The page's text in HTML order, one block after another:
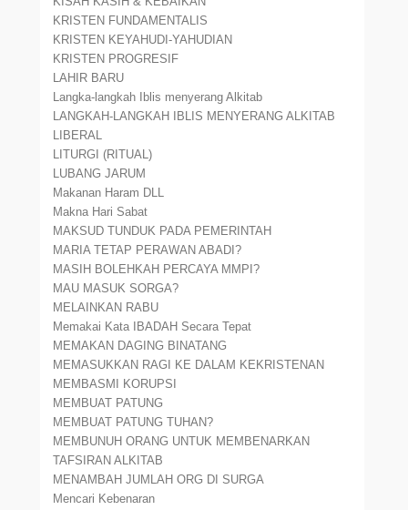
KRISTEN FUNDAMENTALIS
KRISTEN KEYAHUDI-YAHUDIAN
KRISTEN PROGRESIF
LAHIR BARU
Langka-langkah Iblis menyerang Alkitab
LANGKAH-LANGKAH IBLIS MENYERANG ALKITAB
LIBERAL
LITURGI (RITUAL)
LUBANG JARUM
Makanan Haram DLL
Makna Hari Sabat
MAKSUD TUNDUK PADA PEMERINTAH
MARIA TETAP PERAWAN ABADI?
MASIH BOLEHKAH PERCAYA MMPI?
MAU MASUK SORGA?
MELAINKAN RABU
Memakai Kata IBADAH Secara Tepat
MEMAKAN DAGING BINATANG
MEMASUKKAN RAGI KE DALAM KEKRISTENAN
MEMBASMI KORUPSI
MEMBUAT PATUNG
MEMBUAT PATUNG TUHAN?
MEMBUNUH ORANG UNTUK MEMBENARKAN
TAFSIRAN ALKITAB
MENAMBAH JUMLAH ORG DI SURGA
Mencari Kebenaran